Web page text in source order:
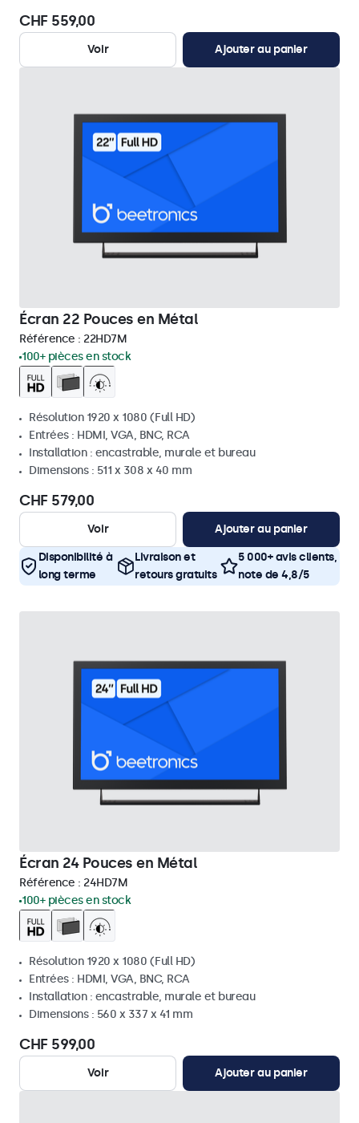
CHF 559,00
Voir Ajouter au panier
Écran 22 Pouces en Métal
Référence : 22HD7M
100+ pièces en stock
Résolution 1920 x 1080 (Full HD)
Entrées : HDMI, VGA, BNC, RCA
Installation : encastrable, murale et bureau
Dimensions : 511 x 308 x 40 mm
CHF 579,00
Voir Ajouter au panier
Disponibilité à
long terme
Livraison et
retours gratuits
5 000+ avis clients,
note de 4,8/5
Écran 24 Pouces en Métal
Référence : 24HD7M
100+ pièces en stock
Résolution 1920 x 1080 (Full HD)
Entrées : HDMI, VGA, BNC, RCA
Installation : encastrable, murale et bureau
Dimensions : 560 x 337 x 41 mm
CHF 599,00
Voir Ajouter au panier